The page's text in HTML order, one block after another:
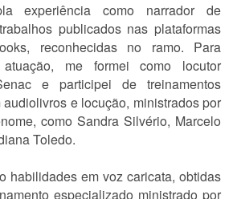
experiência como narrador de
publicados nas plataformas
reconhecidas no ramo. Para
me formei como locutor
e participei de treinamentos
e locução, ministrados por
como Sandra Silvério, Marcelo
Toledo.
habilidades em voz caricata, obtidas
especializado ministrado por